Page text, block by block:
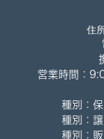
住
営業時間：
種別：
種別：
種別：